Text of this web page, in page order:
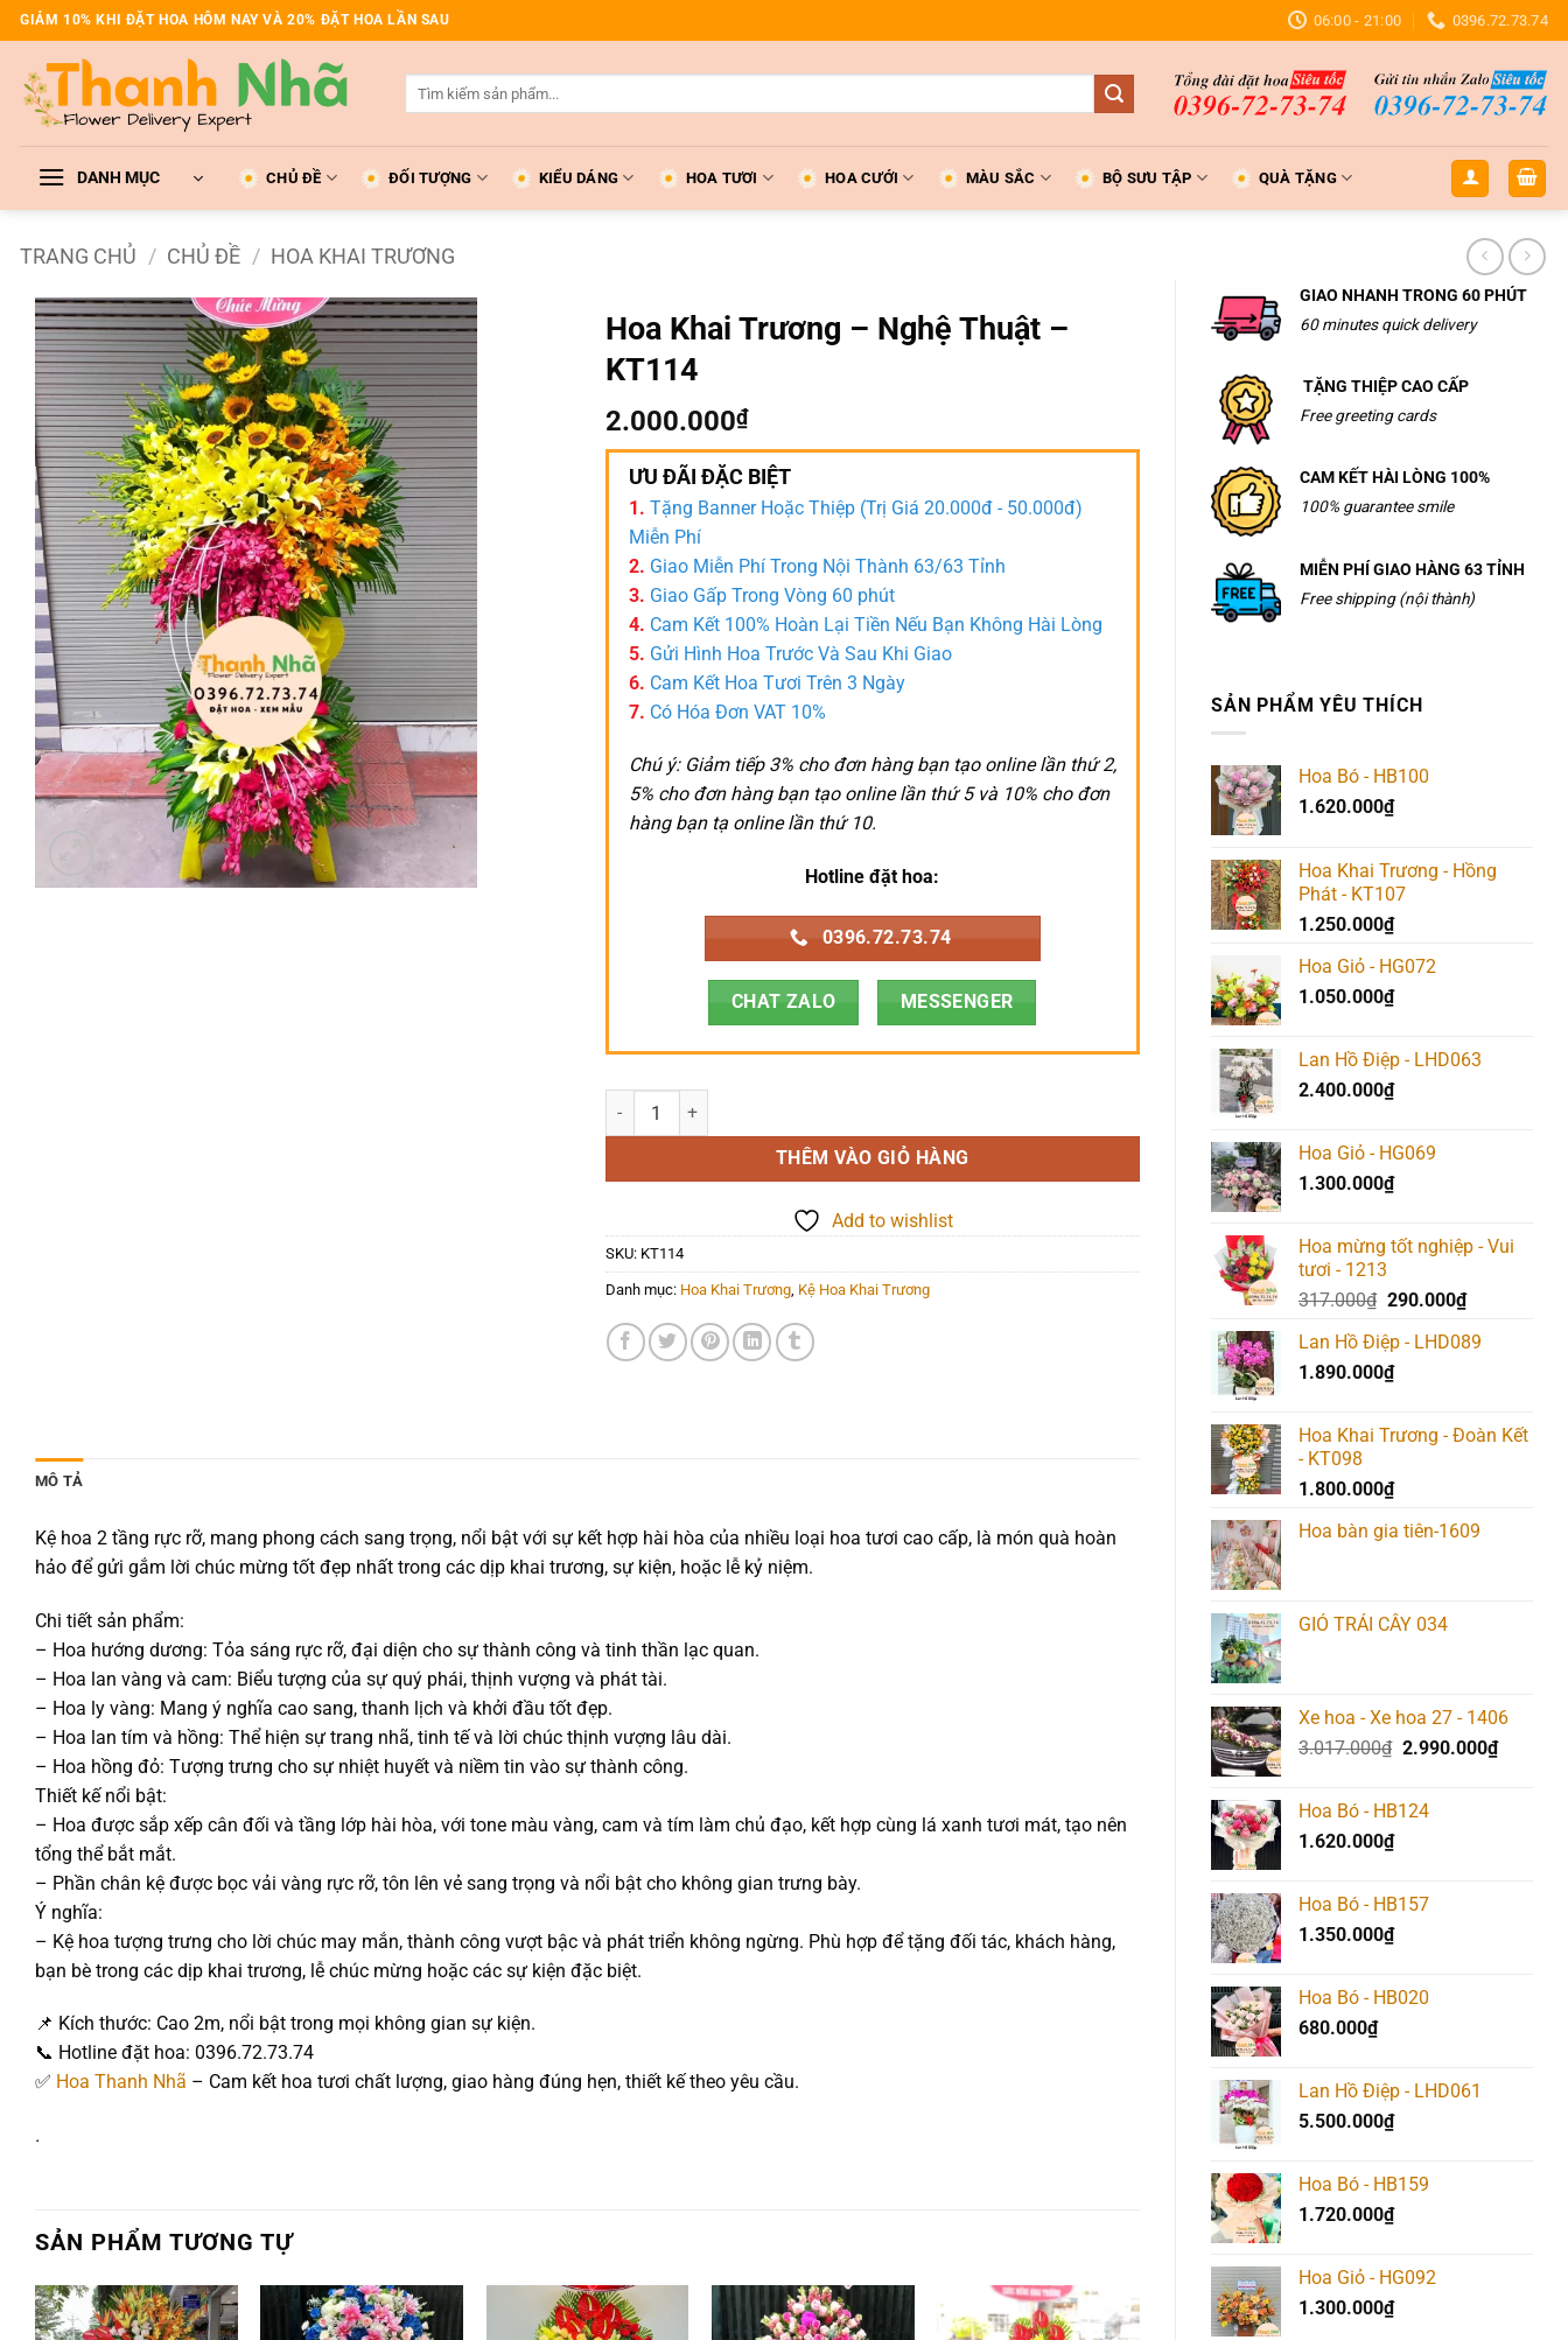
Bỏ
qua
dung
GIẢM 10% KHI ĐẶT HOA HÔM NAY VÀ 20% ĐẶT HOA LẦN SAU 06:00 - 21:00 0396.72.73.74
DANH MỤC CHỦ ĐỀ ĐỐI TƯỢNG KIỂU DÁNG HOA TƯƠI HOA CƯỚI MÀU SẮC BỘ SƯU TẬP QUÀ TẶNG
TRANG CHỦ / CHỦ ĐỀ / HOA KHAI TRƯƠNG
GIAO NHANH TRONG 60 PHÚT
60 minutes quick delivery
TẶNG THIỆP CAO CẤP
Free greeting cards
CAM KẾT HÀI LÒNG 100%
100% guarantee smile
MIỄN PHÍ GIAO HÀNG 63 TỈNH
Free shipping (nội thành)
SẢN PHẨM YÊU THÍCH
Hoa Bó - HB100
1.620.000₫
Hoa Khai Trương - Hồng
Phát - KT107
1.250.000₫
Hoa Giỏ - HG072
1.050.000₫
Lan Hồ Điệp - LHD063
2.400.000₫
Hoa Giỏ - HG069
1.300.000₫
Hoa mừng tốt nghiệp - Vui
tươi - 1213
317.000₫ Giá
là:
317.000₫.
290.000₫Giá
tại
Lan Hồ Điệp - LHD089
1.890.000₫
Hoa Khai Trương - Đoàn Kết
- KT098
1.800.000₫
Hoa bàn gia tiên-1609
GIỎ TRÁI CÂY 034
Xe hoa - Xe hoa 27 - 1406
3.017.000₫ Giá
3.017.000₫.
2.990.000₫Giá
Hoa Bó - HB124
1.620.000₫
Hoa Bó - HB157
1.350.000₫
Hoa Bó - HB020
680.000₫
Lan Hồ Điệp - LHD061
5.500.000₫
Hoa Bó - HB159
1.720.000₫
Hoa Giỏ - HG092
1.300.000₫
Add to
wishlist
Hoa Khai Trương – Nghệ Thuật –
KT114
2.000.000₫
ƯU ĐÃI ĐẶC BIỆT
1. Tặng Banner Hoặc Thiệp (Trị Giá 20.000đ - 50.000đ)
Miễn Phí
2. Giao Miễn Phí Trong Nội Thành 63/63 Tỉnh
3. Giao Gấp Trong Vòng 60 phút
4. Cam Kết 100% Hoàn Lại Tiền Nếu Bạn Không Hài Lòng
5. Gửi Hình Hoa Trước Và Sau Khi Giao
6. Cam Kết Hoa Tươi Trên 3 Ngày
7. Có Hóa Đơn VAT 10%
Chú ý: Giảm tiếp 3% cho đơn hàng bạn tạo online lần thứ 2,
5% cho đơn hàng bạn tạo online lần thứ 5 và 10% cho đơn
hàng bạn tạ online lần thứ 10.
Hotline đặt hoa:
0396.72.73.74
CHAT ZALO MESSENGER
Hoa Khai Trương - Nghệ Thuật - KT114 số lượng
THÊM VÀO GIỎ HÀNG
Add to wishlist
SKU: KT114
Danh mục: Hoa Khai Trương, Kệ Hoa Khai Trương
MÔ TẢ
Kệ hoa 2 tầng rực rỡ, mang phong cách sang trọng, nổi bật với sự kết hợp hài hòa của nhiều loại hoa tươi cao cấp, là món quà hoàn
hảo để gửi gắm lời chúc mừng tốt đẹp nhất trong các dịp khai trương, sự kiện, hoặc lễ kỷ niệm.
Chi tiết sản phẩm:
– Hoa hướng dương: Tỏa sáng rực rỡ, đại diện cho sự thành công và tinh thần lạc quan.
– Hoa lan vàng và cam: Biểu tượng của sự quý phái, thịnh vượng và phát tài.
– Hoa ly vàng: Mang ý nghĩa cao sang, thanh lịch và khởi đầu tốt đẹp.
– Hoa lan tím và hồng: Thể hiện sự trang nhã, tinh tế và lời chúc thịnh vượng lâu dài.
– Hoa hồng đỏ: Tượng trưng cho sự nhiệt huyết và niềm tin vào sự thành công.
Thiết kế nổi bật:
– Hoa được sắp xếp cân đối và tầng lớp hài hòa, với tone màu vàng, cam và tím làm chủ đạo, kết hợp cùng lá xanh tươi mát, tạo nên
tổng thể bắt mắt.
– Phần chân kệ được bọc vải vàng rực rỡ, tôn lên vẻ sang trọng và nổi bật cho không gian trưng bày.
Ý nghĩa:
– Kệ hoa tượng trưng cho lời chúc may mắn, thành công vượt bậc và phát triển không ngừng. Phù hợp để tặng đối tác, khách hàng,
bạn bè trong các dịp khai trương, lễ chúc mừng hoặc các sự kiện đặc biệt.
📌 Kích thước: Cao 2m, nổi bật trong mọi không gian sự kiện.
📞 Hotline đặt hoa: 0396.72.73.74
✅ Hoa Thanh Nhã – Cam kết hoa tươi chất lượng, giao hàng đúng hẹn, thiết kế theo yêu cầu.
.
SẢN PHẨM TƯƠNG TỰ